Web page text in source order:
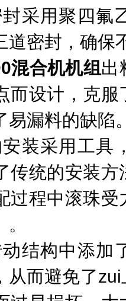
采用聚四氟
道密封，确保
混合机机组 出
而设计，克
易漏料的缺陷
装采用工具
传统的安装
过程中滚珠
结构中添加
从而避免了